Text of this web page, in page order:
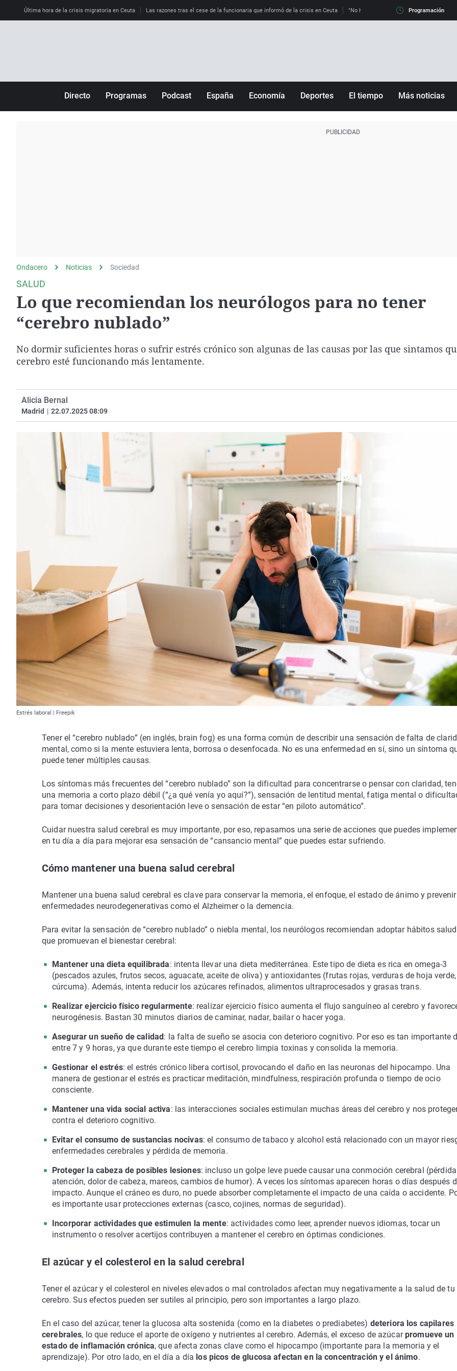
Última hora de la crisis migratoria en Ceuta Las razones tras el cese de la funcionaria que informó de la crisis en Ceuta "No hay mafias, que no nos engañen":
Programación
Directo Programas
Como el perro y el
Podcast
Equipo de investigación
Negra
España
País Vasco
Economía Deportes El tiempo Más noticias
Ondacero Noticias Sociedad
SALUD
Lo que recomiendan los neurólogos para no tener
“cerebro nublado”
No dormir suficientes horas o sufrir estrés crónico son algunas de las causas por las que sintamos
cerebro esté funcionando más lentamente.
Alicia Bernal
Madrid | 22.07.2025 08:09
Estrés laboral | Freepik
Tener el “cerebro nublado” (en inglés, brain fog) es una forma común de describir una sensación de falta de
mental, como si la mente estuviera lenta, borrosa o desenfocada. No es una enfermedad en sí, sino un síntoma
puede tener múltiples causas.
Los síntomas más frecuentes del “cerebro nublado” son la dificultad para concentrarse o pensar con claridad,
una memoria a corto plazo débil (“¿a qué venía yo aquí?”), sensación de lentitud mental, fatiga mental o
para tomar decisiones y desorientación leve o sensación de estar “en piloto automático”.
Cuidar nuestra salud cerebral es muy importante, por eso, repasamos una serie de acciones que puedes
en tu día a día para mejorar esa sensación de “cansancio mental” que puedes estar sufriendo.
Cómo mantener una buena salud cerebral
Mantener una buena salud cerebral es clave para conservar la memoria, el enfoque, el estado de ánimo y prevenir
enfermedades neurodegenerativas como el Alzheimer o la demencia.
​Para evitar la sensación de “cerebro nublado” o niebla mental, los neurólogos recomiendan adoptar hábitos
que promuevan el bienestar cerebral:
Mantener una dieta equilibrada: intenta llevar una dieta mediterránea. Este tipo de dieta es rica en omega-3
(pescados azules, frutos secos, aguacate, aceite de oliva) y antioxidantes (frutas rojas, verduras de hoja verde,
cúrcuma). Además, intenta reducir los azúcares refinados, alimentos ultraprocesados y grasas trans.
Realizar ejercicio físico regularmente: realizar ejercicio físico aumenta el flujo sanguíneo al cerebro y
neurogénesis. Bastan 30 minutos diarios de caminar, nadar, bailar o hacer yoga.
Asegurar un sueño de calidad : la falta de sueño se asocia con deterioro cognitivo. Por eso es tan importante
entre 7 y 9 horas, ya que durante este tiempo el cerebro limpia toxinas y consolida la memoria.
Gestionar el estrés: el estrés crónico libera cortisol, provocando el daño en las neuronas del hipocampo. Una
manera de gestionar el estrés es practicar meditación, mindfulness, respiración profunda o tiempo de ocio
consciente.
Mantener una vida social activa: las interacciones sociales estimulan muchas áreas del cerebro y nos
contra el deterioro cognitivo.
Evitar el consumo de sustancias nocivas: el consumo de tabaco y alcohol está relacionado con un mayor
enfermedades cerebrales y pérdida de memoria.
Proteger la cabeza de posibles lesiones: incluso un golpe leve puede causar una conmoción cerebral
atención, dolor de cabeza, mareos, cambios de humor). A veces los síntomas aparecen horas o días después
impacto. Aunque el cráneo es duro, no puede absorber completamente el impacto de una caída o accidente.
es importante usar protecciones externas (casco, cojines, normas de seguridad).
Incorporar actividades que estimulen la mente: actividades como leer, aprender nuevos idiomas, tocar un
instrumento o resolver acertijos contribuyen a mantener el cerebro en óptimas condiciones.
El azúcar y el colesterol en la salud cerebral
Tener el azúcar y el colesterol en niveles elevados o mal controlados afectan muy negativamente a la salud de tu
cerebro. Sus efectos pueden ser sutiles al principio, pero son importantes a largo plazo.
En el caso del azúcar, tener la glucosa alta sostenida (como en la diabetes o prediabetes) deteriora los capilares
cerebrales, lo que reduce el aporte de oxígeno y nutrientes al cerebro. Además, el exceso de azúcarpromueve un
estado de inflamación crónica, que afecta zonas clave como el hipocampo (importante para la memoria y el
aprendizaje). Por otro lado, en el día a día los picos de glucosa afectan en la concentración y el ánimo.